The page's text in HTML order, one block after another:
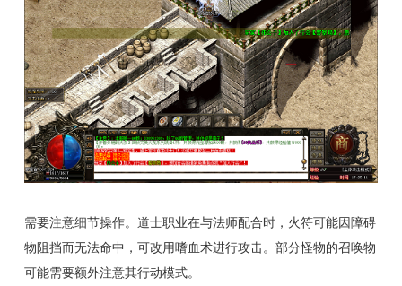
需要注意细节操作。道士职业在与法师配合时，火符可能因障碍
物阻挡而无法命中，可改用嗜血术进行攻击。部分怪物的召唤物
可能需要额外注意其行动模式。